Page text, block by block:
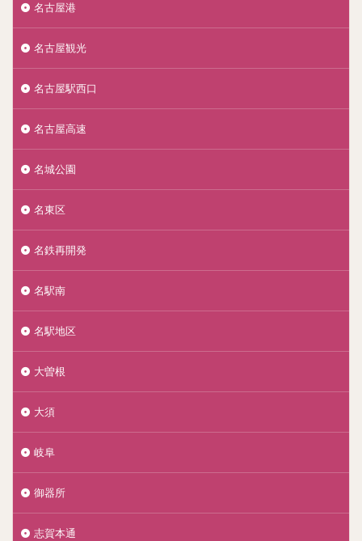
名古屋港
名古屋観光
名古屋駅西口
名古屋高速
名城公園
名東区
名鉄再開発
名駅南
名駅地区
大曽根
大須
岐阜
御器所
志賀本通